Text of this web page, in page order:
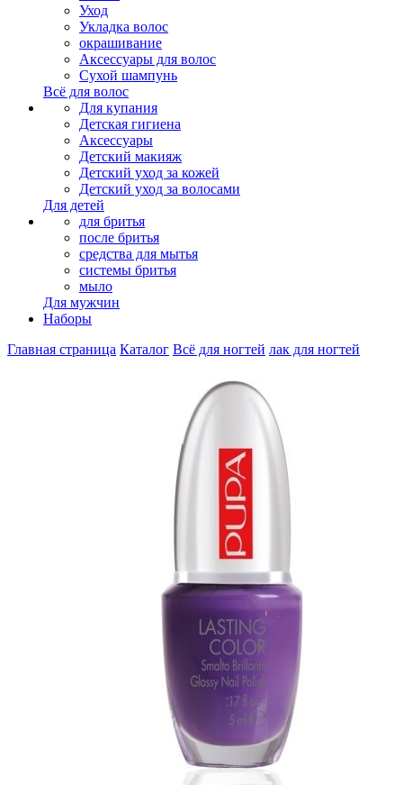
Уход
Укладка волос
окрашивание
Аксессуары для волос
Сухой шампунь
Всё для волос
Для купания
Детская гигиена
Аксессуары
Детский макияж
Детский уход за кожей
Детский уход за волосами
Для детей
для бритья
после бритья
средства для мытья
системы бритья
мыло
Для мужчин
Наборы
Главная страница Каталог Всё для ногтей лак для ногтей